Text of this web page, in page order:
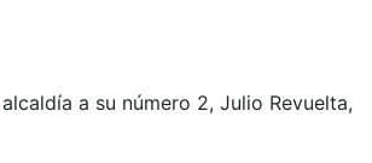
a su número 2, Julio Revuelta,